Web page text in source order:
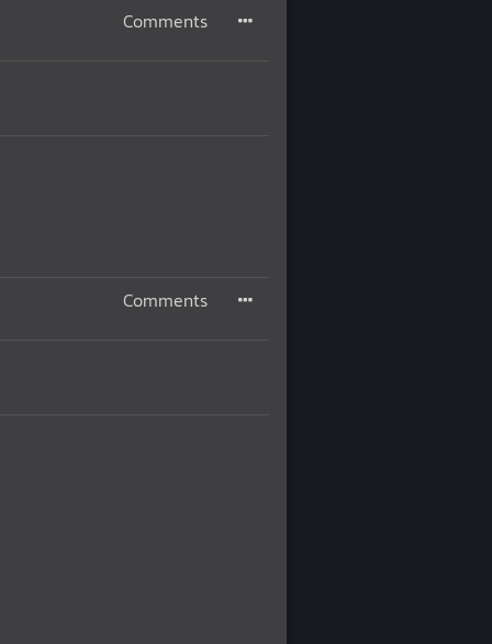
Comments
Comments